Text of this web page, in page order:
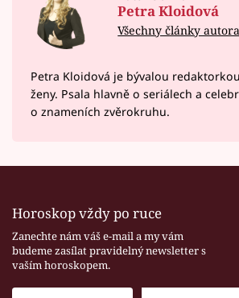
Petra Kloidová
Všechny články autora
Petra Kloidová je bývalou
ženy. Psala hlavně o seriálech a
o znameních zvěrokruhu.
Horoskop vždy po ruce
Zanechte nám váš e-mail a my vám
budeme zasílat pravidelný newsletter s
vaším horoskopem.